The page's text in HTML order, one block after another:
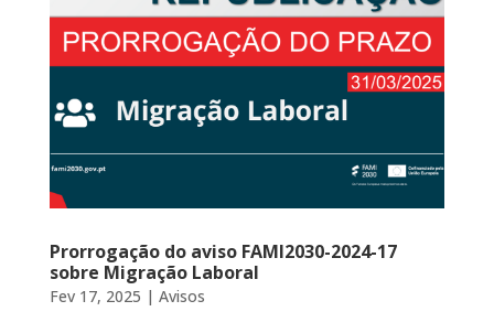
Prorrogação do aviso FAMI2030-2024-17
sobre Migração Laboral
Fev 17, 2025 | Avisos